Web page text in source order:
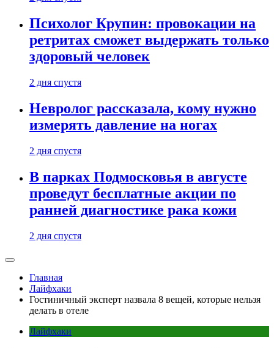
Психолог Крупин: провокации на
ретритах сможет выдержать только
здоровый человек
2 дня спустя
Невролог рассказала, кому нужно
измерять давление на ногах
2 дня спустя
В парках Подмосковья в августе
проведут бесплатные акции по
ранней диагностике рака кожи
2 дня спустя
Главная
Лайфхаки
Гостиничный эксперт назвала 8 вещей, которые нельзя
делать в отеле
Лайфхаки